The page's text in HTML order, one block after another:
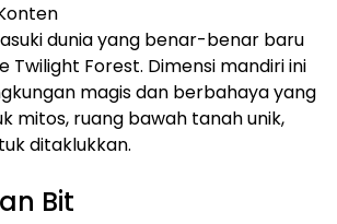
dunia yang benar-benar baru
Twilight Forest. Dimensi mandiri ini
magis dan berbahaya yang
mitos, ruang bawah tanah unik,
ditaklukkan.
Bit